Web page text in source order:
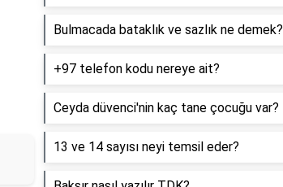
Bulmacada bataklık ve sazlık ne demek?
+97 telefon kodu nereye ait?
Ceyda düvenci'nin kaç tane çocuğu var?
13 ve 14 sayısı neyi temsil eder?